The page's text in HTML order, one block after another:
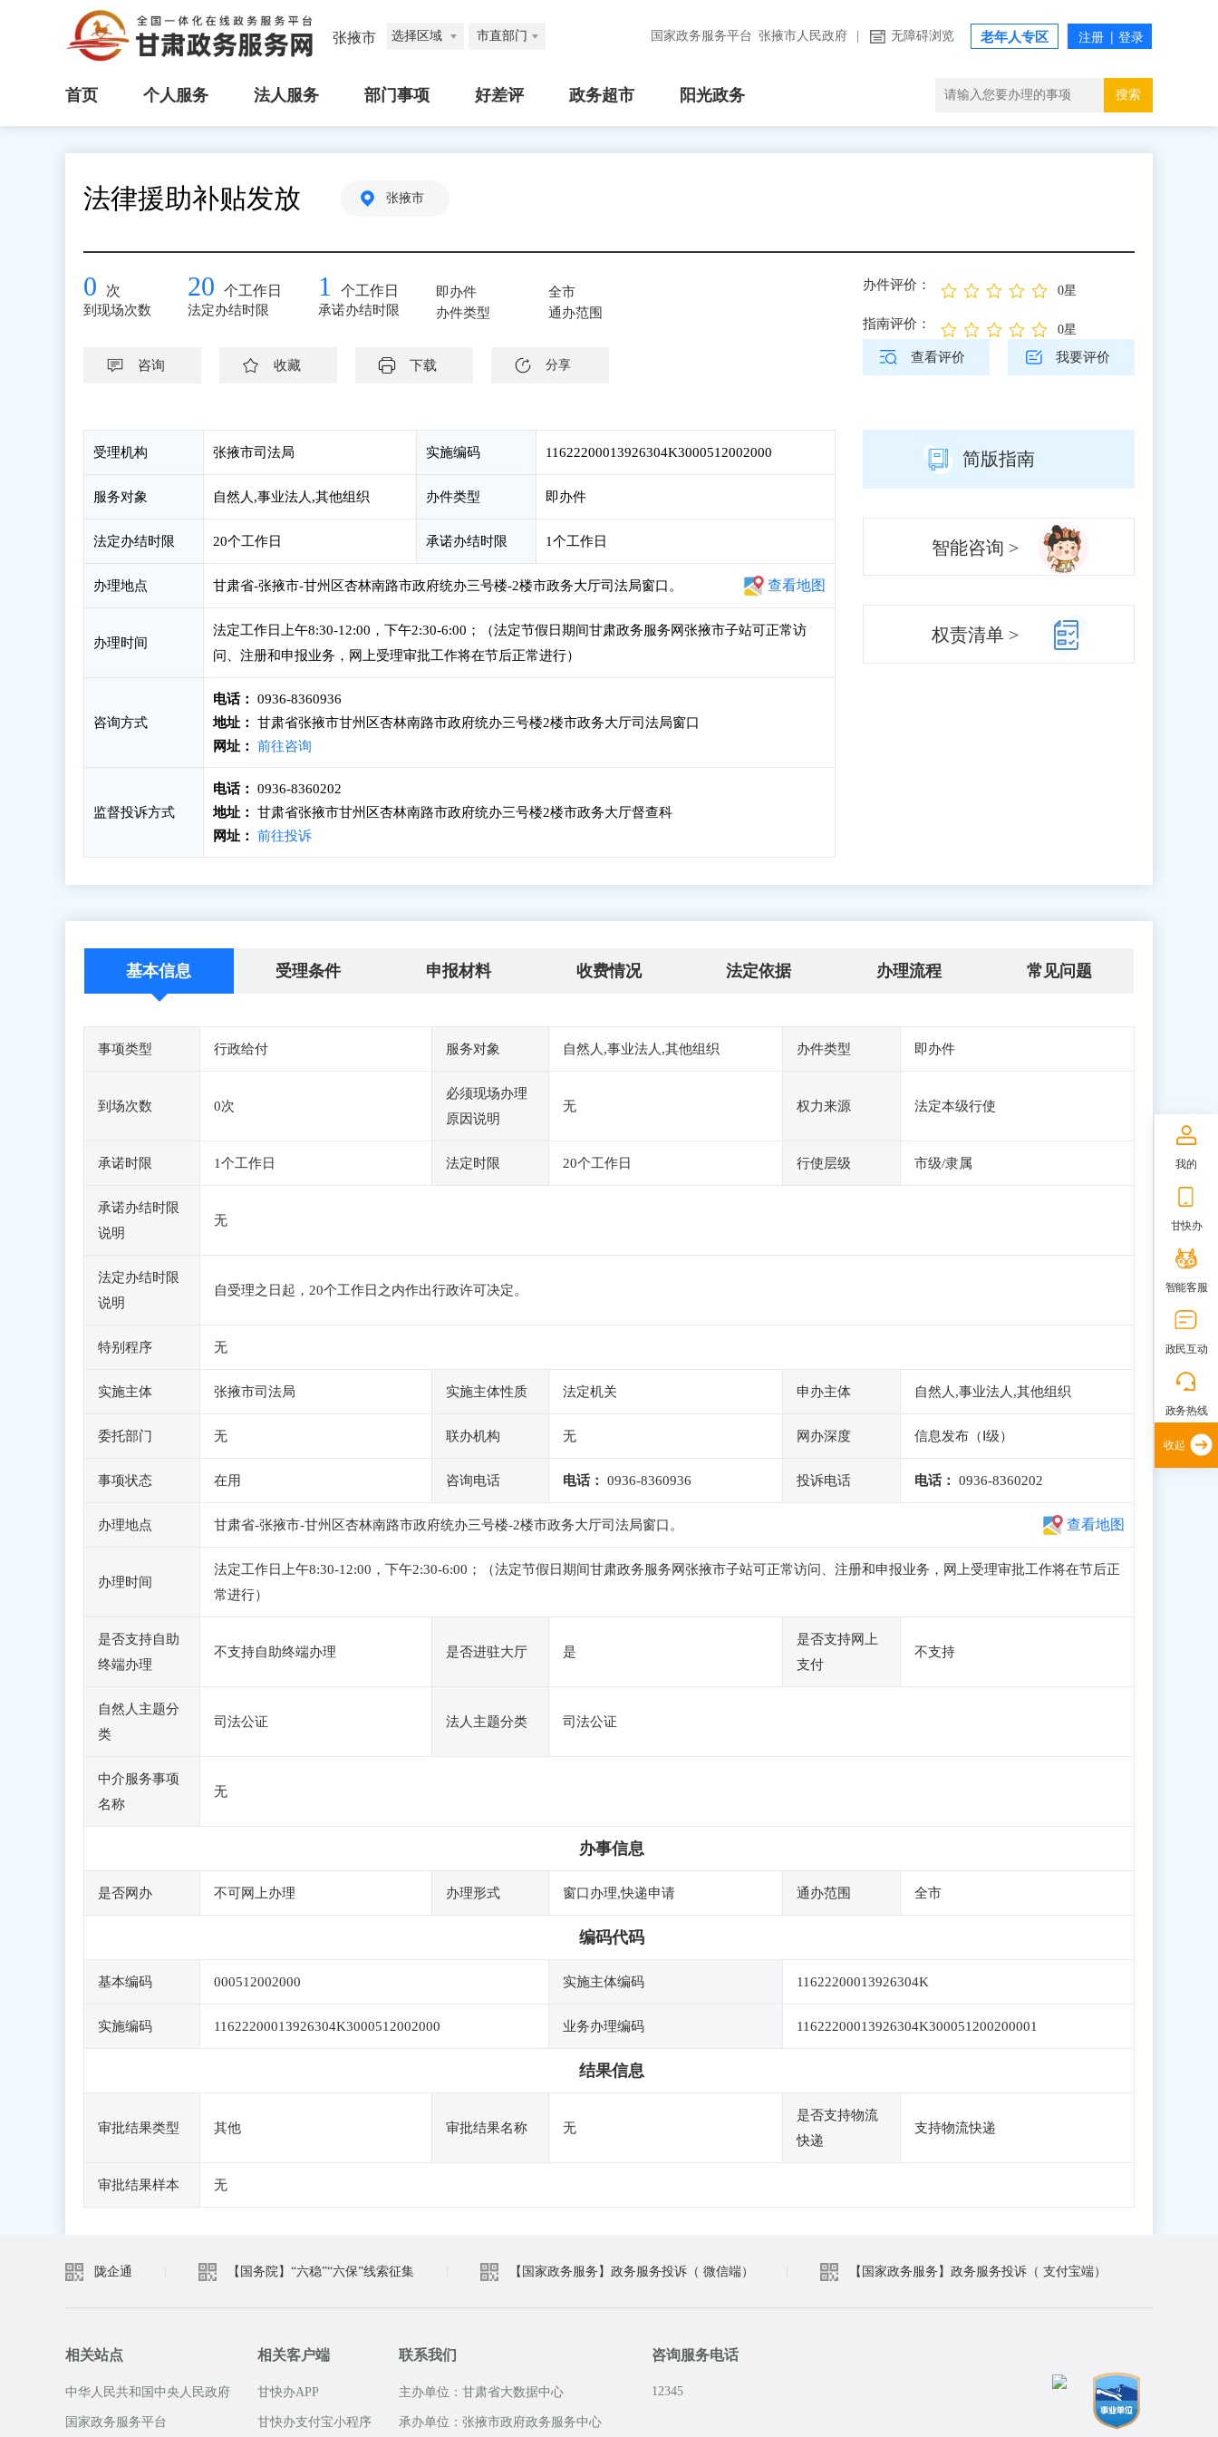
张掖市 选择区域 市直部门 国家政务服务平台 张掖市人民政府 无障碍浏览 老年人专区
首页 个人服务 法人服务 部门事项 好差评 政务超市 阳光政务 搜索
法律援助补贴发放 张掖市
0 次
到现场次数
20 个工作日
法定办结时限
1 个工作日
承诺办结时限
即办件
办件类型
全市
通办范围
咨询 收藏 下载 分享
办件评价： 0星
指南评价： 0星
查看评价 我要评价
受理机构 张掖市司法局 实施编码 11622200013926304K3000512002000
服务对象 自然人,事业法人,其他组织 办件类型 即办件
法定办结时限 20个工作日 承诺办结时限 1个工作日
办理地点 甘肃省-张掖市-甘州区杏林南路市政府统办三号楼-2楼市政务大厅司法局窗口。 查看地图
办理时间
法定工作日上午8:30-12:00，下午2:30-6:00；（法定节假日期间甘肃政务服务网张掖市子站可正常访
问、注册和申报业务，网上受理审批工作将在节后正常进行）
咨询方式
电话：
0936-8360936
地址：
甘肃省张掖市甘州区杏林南路市政府统办三号楼2楼市政务大厅司法局窗口
网址：
前往咨询
监督投诉方式
电话：
0936-8360202
地址：
甘肃省张掖市甘州区杏林南路市政府统办三号楼2楼市政务大厅督查科
网址：
前往投诉
简版指南
智能咨询 >
权责清单 >
基本信息 受理条件 申报材料 收费情况 法定依据 办理流程 常见问题
事项类型 行政给付 服务对象 自然人,事业法人,其他组织 办件类型 即办件
到场次数 0次
必须现场办理
原因说明
无 权力来源 法定本级行使
承诺时限 1个工作日 法定时限 20个工作日 行使层级 市级/隶属
承诺办结时限
说明
无
法定办结时限
说明
自受理之日起，20个工作日之内作出行政许可决定。
特别程序 无
实施主体 张掖市司法局 实施主体性质 法定机关 申办主体 自然人,事业法人,其他组织
委托部门 无 联办机构 无 网办深度 信息发布（Ⅰ级）
事项状态 在用 咨询电话 电话： 0936-8360936 投诉电话 电话： 0936-8360202
办理地点 甘肃省-张掖市-甘州区杏林南路市政府统办三号楼-2楼市政务大厅司法局窗口。 查看地图
办理时间
法定工作日上午8:30-12:00，下午2:30-6:00；（法定节假日期间甘肃政务服务网张掖市子站可正常访问、注册和申报业务，网上受理审批工作将在节后正
常进行）
是否支持自助
终端办理
不支持自助终端办理 是否进驻大厅 是
是否支持网上
支付
不支持
自然人主题分
类
司法公证 法人主题分类 司法公证
中介服务事项
名称
无
办事信息
是否网办 不可网上办理 办理形式 窗口办理,快递申请 通办范围 全市
编码代码
基本编码 000512002000 实施主体编码 11622200013926304K
实施编码 11622200013926304K3000512002000 业务办理编码 11622200013926304K300051200200001
结果信息
审批结果类型 其他 审批结果名称 无
是否支持物流
快递
支持物流快递
审批结果样本 无
陇企通 【国务院】“六稳”“六保”线索征集 【国家政务服务】政务服务投诉（ 微信端） 【国家政务服务】政务服务投诉（ 支付宝端）
相关站点
中华人民共和国中央人民政府
国家政务服务平台
相关客户端
甘快办APP
甘快办支付宝小程序
联系我们
主办单位：甘肃省大数据中心
承办单位：张掖市政府政务服务中心
咨询服务电话
12345
我的
甘快办
智能客服
政民互动
政务热线
收起